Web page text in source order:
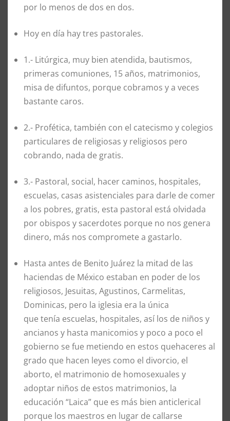
por lo menos de dos en dos.
Hoy en día hay tres pastorales.
1.- Litúrgica, muy bien atendida, bautismos,
primeras comuniones, 15 años, matrimonios,
misa de difuntos, porque cobramos y a veces
bastante caros.
2.- Profética, también con el catecismo y colegios
particulares de religiosas y religiosos pero
cobrando, nada de gratis.
3.- Pastoral, social, hacer caminos, hospitales,
escuelas, casas asistenciales para darle de comer
a los pobres, gratis, esta pastoral está olvidada
por obispos y sacerdotes porque no nos genera
dinero, más nos compromete a gastarlo.
Hasta antes de Benito Juárez la mitad de las
haciendas de México estaban en poder de los
religiosos, Jesuitas, Agustinos, Carmelitas,
Dominicas, pero la iglesia era la única
que tenía escuelas, hospitales, así los de niños y
ancianos y hasta manicomios y poco a poco el
gobierno se fue metiendo en estos quehaceres al
grado que hacen leyes como el divorcio, el
aborto, el matrimonio de homosexuales y
adoptar niños de estos matrimonios, la
educación “Laica” que es más bien anticlerical
porque los maestros en lugar de callarse